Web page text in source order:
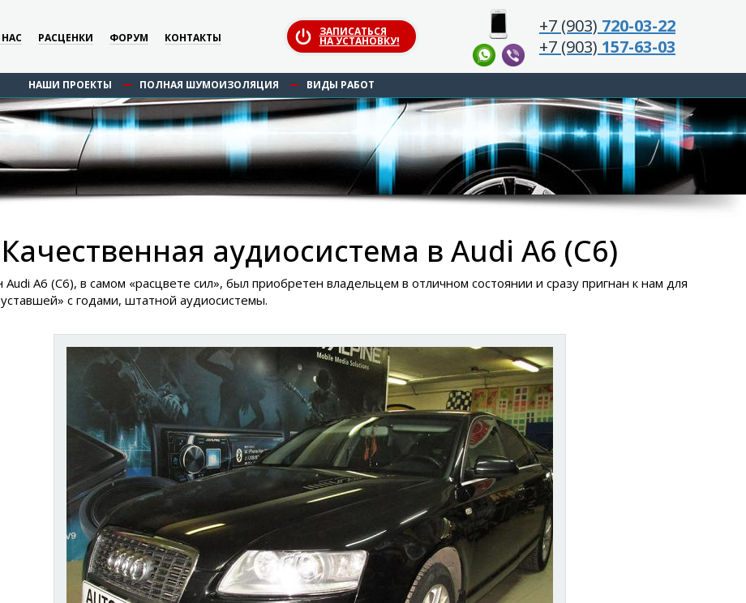
РАСЦЕНКИ ФОРУМ КОНТАКТЫ ЗАПИСАТЬСЯ
НА УСТАНОВКУ!
+7 (903) 720-03-22
+7 (903) 157-63-03
НАШИ ПРОЕКТЫ ПОЛНАЯ ШУМОИЗОЛЯЦИЯ ВИДЫ РАБОТ
Качественная аудиосистема в Audi A6 (C6)
Audi A6 (С6), в самом «расцвете сил», был приобретен владельцем в отличном состоянии и сразу пригнан к нам для
с годами, штатной аудиосистемы.